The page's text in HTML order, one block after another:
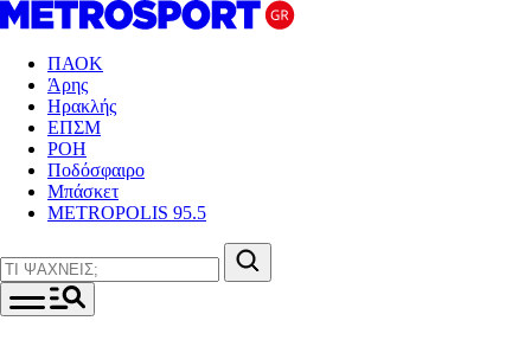
ΠΑΟΚ
Άρης
Ηρακλής
ΕΠΣΜ
ΡΟΗ
Ποδόσφαιρο
Μπάσκετ
METROPOLIS 95.5